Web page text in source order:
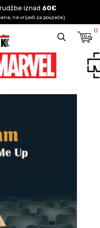
iznad 60€
ne vrijedi za pouzeće)
0